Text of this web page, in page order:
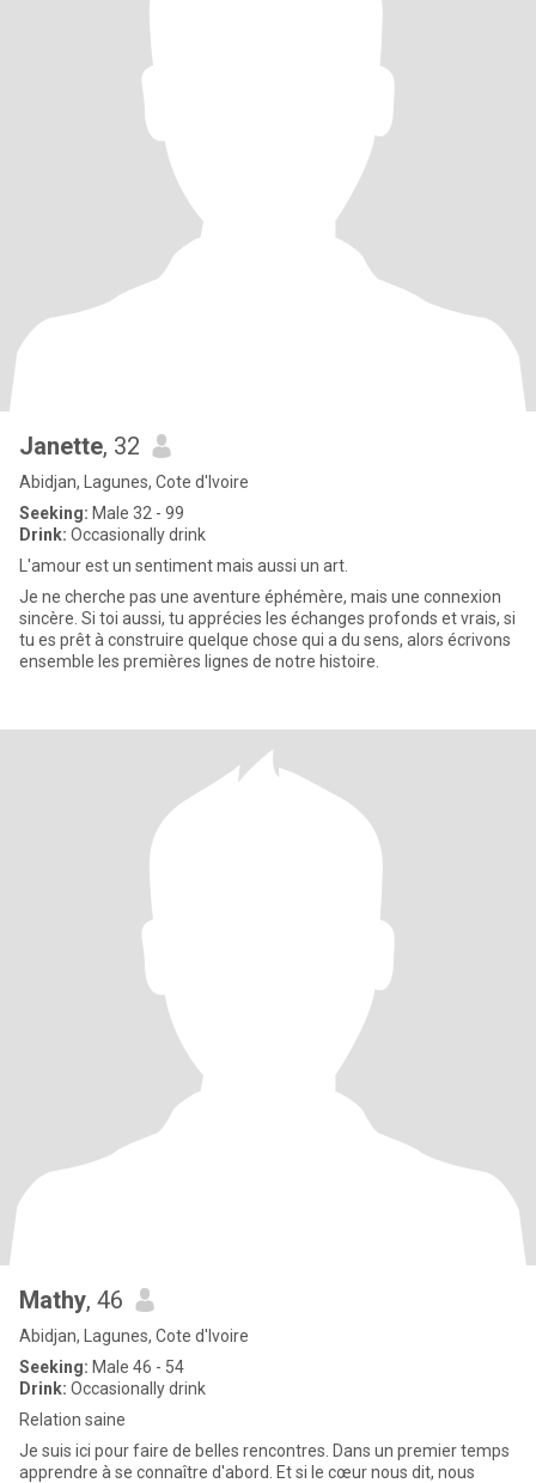
Janette, 32
Abidjan, Lagunes, Cote d'Ivoire
Seeking: Male 32 - 99
Drink: Occasionally drink
L'amour est un sentiment mais aussi un art.
Je ne cherche pas une aventure éphémère, mais une connexion
sincère. Si toi aussi, tu apprécies les échanges profonds et vrais, si
tu es prêt à construire quelque chose qui a du sens, alors écrivons
ensemble les premières lignes de notre histoire.
Mathy, 46
Abidjan, Lagunes, Cote d'Ivoire
Seeking: Male 46 - 54
Drink: Occasionally drink
Relation saine
Je suis ici pour faire de belles rencontres. Dans un premier temps
apprendre à se connaître d'abord. Et si le cœur nous dit, nous